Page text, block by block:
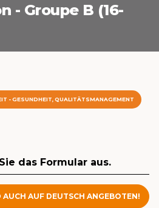
- Groupe B (16-
- GESUNDHEIT, QUALITÄTSMANAGEMENT
das Formular aus.
AUCH AUF DEUTSCH ANGEBOTEN!